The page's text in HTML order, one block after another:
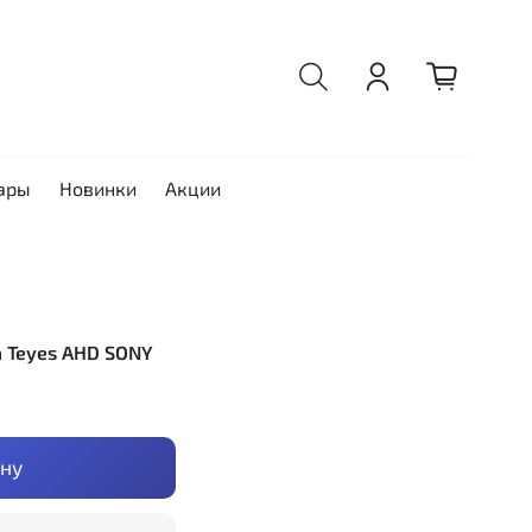
Новинки Акции
AHD SONY